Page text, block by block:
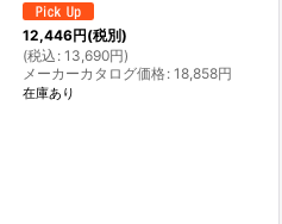
12,446円(税別)
(税込 : 13,690円)
メーカーカタログ価格: 18,858円
在庫あり